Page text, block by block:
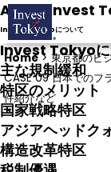
About Invest
Invest Tokyoについて
Invest Tokyoに
主な規制緩和
特区のメリット
国家戦略特区
アジアヘッドク
構造改革特区
Home> 東京都のビ
CASE 09 日本でのフ
件紹介など